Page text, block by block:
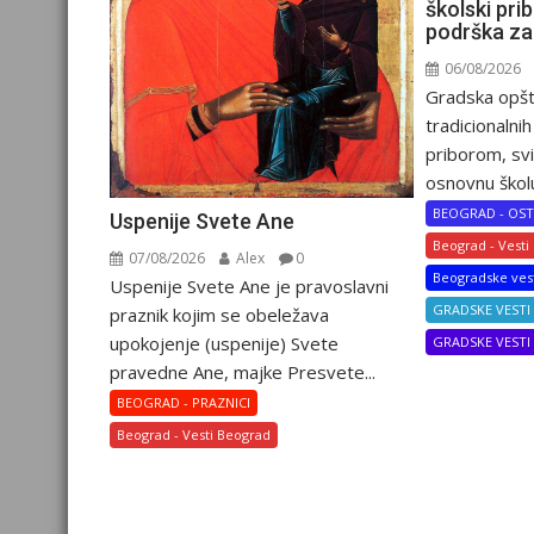
Uspenije Svete Ane
07/08/2026 Alex 0
Uspenije Svete Ane je pravoslavni
praznik kojim se obeležava
upokojenje (uspenije) Svete
pravedne Ane, majke Presvete...
BEOGRAD - PRAZNICI
Beograd - Vesti Beograd
školski
podrška
06/08/2026
Gradska
priborom,
osnovnu
BEOGRAD -
Beograd - Vesti
Beogradske
GRADSKE VESTI
GRADSKE